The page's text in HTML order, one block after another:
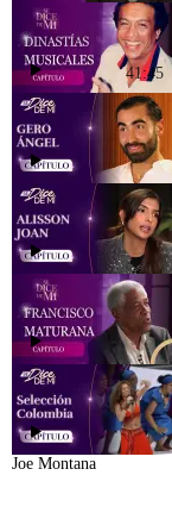
41:45
Joe Montana